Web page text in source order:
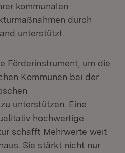
kommunalen
durch
unterstützt.
Förderinstrument, um die
Kommunen bei der
unterstützen. Eine
hochwertige
schafft Mehrwerte weit
Sie stärkt nicht nur